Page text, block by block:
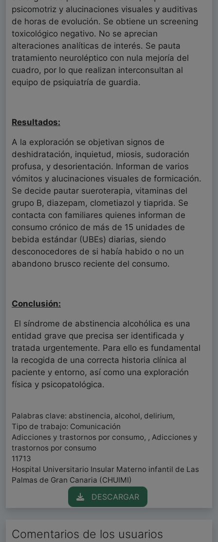
psicomotriz y alucinaciones visuales y auditivas
de horas de evolución. Se obtiene un screening
toxicológico negativo. No se aprecian
alteraciones analíticas de interés. Se pauta
tratamiento neuroléptico con nula mejoría del
cuadro, por lo que realizan interconsultan al
equipo de psiquiatría de guardia.
Resultados:
A la exploración se objetivan signos de
deshidratación, inquietud, miosis, sudoración
profusa, y desorientación. Informan de varios
vómitos y alucinaciones visuales de formicación.
Se decide pautar sueroterapia, vitaminas del
grupo B, diazepam, clometiazol y tiaprida. Se
contacta con familiares quienes informan de
consumo crónico de más de 15 unidades de
bebida estándar (UBEs) diarias, siendo
desconocedores de si había habido o no un
abandono brusco reciente del consumo.
Conclusión:
El síndrome de abstinencia alcohólica es una
entidad grave que precisa ser identificada y
tratada urgentemente. Para ello es fundamental
la recogida de una correcta historia clínica al
paciente y entorno, así como una exploración
física y psicopatológica.
Palabras clave: abstinencia, alcohol, delirium,
Tipo de trabajo: Comunicación
Adicciones y trastornos por consumo, , Adicciones y
trastornos por consumo
11713
Hospital Universitario Insular Materno infantil de Las
Palmas de Gran Canaria (CHUIMI)
DESCARGAR
Comentarios de los usuarios